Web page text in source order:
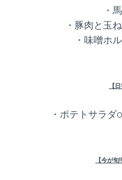
・
・豚肉と玉
・味噌ホ
【
・ポテトサラ
【今が旬